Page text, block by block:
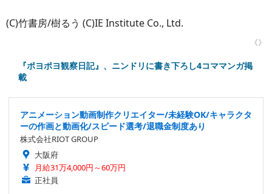
(C)竹書房/樹るう (C)IE Institute Co., Ltd.
《》
『ポヨポヨ観察日記』、ニンドリに書き下ろし4コママンガ掲
載
アニメーション動画制作クリエイター/未経験OK/キャラクタ
ーの作画と動画化/スピード選考/退職金制度あり
株式会社RIOT GROUP
大阪府
月給31万4,000円～60万円
正社員